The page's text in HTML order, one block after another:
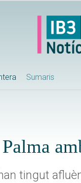
Sumaris
tingut